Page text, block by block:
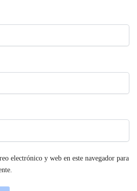
electrónico y web en este navegador para